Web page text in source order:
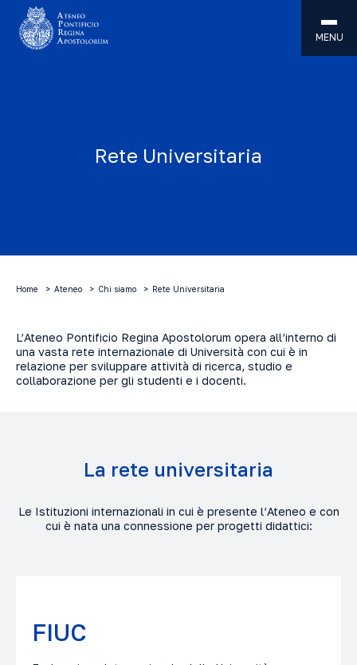
MENU
Rete Universitaria
Home Ateneo Chi siamo Rete Universitaria
L’Ateneo Pontificio Regina Apostolorum opera all’interno di
una vasta rete internazionale di Università con cui è in
relazione per sviluppare attività di ricerca, studio e
collaborazione per gli studenti e i docenti.
La rete universitaria
Le Istituzioni internazionali in cui è presente l’Ateneo e con
cui è nata una connessione per progetti didattici:
FIUC